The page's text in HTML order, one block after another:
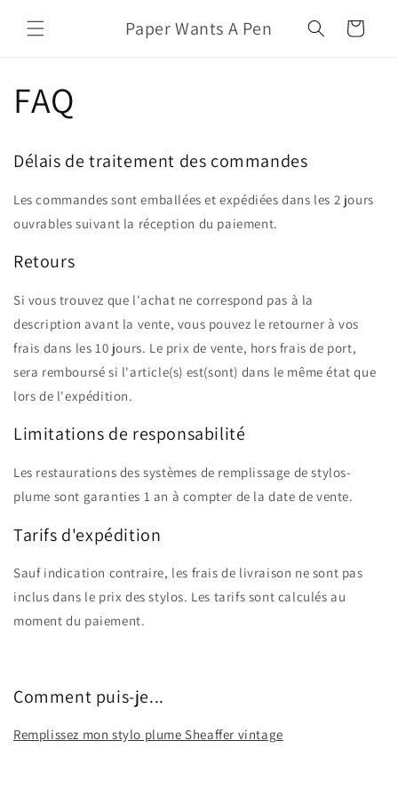
passer
au
Paper Wants A Pen Panier
FAQ
Délais de traitement des commandes
Les commandes sont emballées et expédiées dans les 2 jours
ouvrables suivant la réception du paiement.
Retours
Si vous trouvez que l'achat ne correspond pas à la
description avant la vente, vous pouvez le retourner à vos
frais dans les 10 jours. Le prix de vente, hors frais de port,
sera remboursé si l'article(s) est(sont) dans le même état que
lors de l'expédition.
Limitations de responsabilité
Les restaurations des systèmes de remplissage de stylos-
plume sont garanties 1 an à compter de la date de vente.
Tarifs d'expédition
Sauf indication contraire, les frais de livraison ne sont pas
inclus dans le prix des stylos. Les tarifs sont calculés au
moment du paiement.
Comment puis-je...
Remplissez mon stylo plume Sheaffer vintage